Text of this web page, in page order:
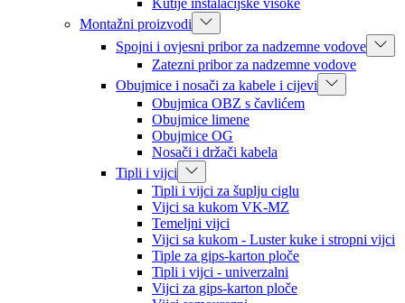
Kutije instalacijske visoke
Montažni proizvodi
Spojni i ovjesni pribor za nadzemne vodove
Zatezni pribor za nadzemne vodove
Obujmice i nosači za kabele i cijevi
Obujmica OBZ s čavlićem
Obujmice limene
Obujmice OG
Nosači i držači kabela
Tipli i vijci
Tipli i vijci za šuplju ciglu
Vijci sa kukom VK-MZ
Temeljni vijci
Vijci sa kukom - Luster kuke i stropni vijci
Tiple za gips-karton ploče
Tipli i vijci - univerzalni
Vijci za gips-karton ploče